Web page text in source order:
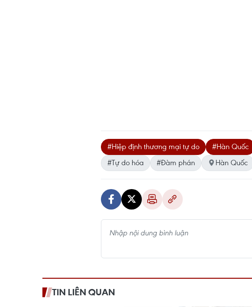
#Hiệp định thương mại tự do #Hàn Quốc
#Tự do hóa
#Đàm phán Hàn Quốc
TIN LIÊN QUAN